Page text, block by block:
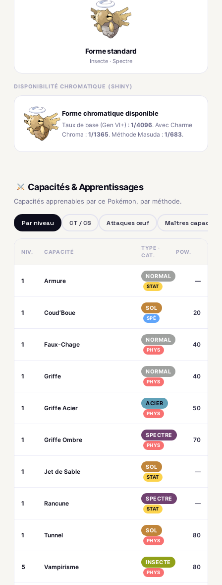
Forme standard
Insecte · Spectre
DISPONIBILITÉ CHROMATIQUE (SHINY)
Forme chromatique disponible
Taux de base (Gen VI+) : 1/4096. Avec Charme
Chroma : 1/1365. Méthode Masuda : 1/683.
Capacités & Apprentissages
Capacités apprenables par ce Pokémon, par méthode.
Par niveau CT / CS Attaques œuf Maîtres capacités
NIV. CAPACITÉ
TYPE ·
CAT.
POW.
1 Armure
NORMAL
STAT
—
1 Coud’Boue
SOL
SPÉ
20
1 Faux-Chage
NORMAL
PHYS
40
1 Griffe
NORMAL
PHYS
40
1 Griffe Acier
ACIER
PHYS
50
1 Griffe Ombre
SPECTRE
PHYS
70
1 Jet de Sable
SOL
STAT
—
1 Rancune
SPECTRE
STAT
—
1 Tunnel
SOL
PHYS
80
5 Vampirisme
INSECTE
PHYS
80